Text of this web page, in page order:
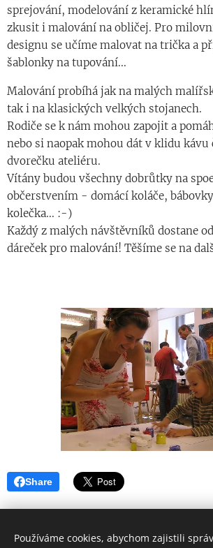
sprejování, modelování z keramické
zkusit i malování na obličej. Pro
designu se učíme malovat na trička a
šablonky na tupování...
Malování probíhá jak na malých
tak i na klasických velkých stojanech.
Rodiče se k nám mohou zapojit a
nebo si naopak mohou dát v klidu kávu
dvorečku ateliéru.
Vítány budou všechny dobrůtky na
občerstvením - domácí koláče,
kolečka... :-)
Každý z malých návštěvníků dostane
dáreček pro malování! Těšíme se na
Share
Používáme cookies, abychom zajistili